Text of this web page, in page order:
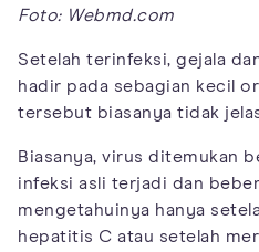
Foto: Webmd.com
Setelah terinfeksi, gejala
hadir pada sebagian kecil
tersebut biasanya tidak
Biasanya, virus ditemukan
infeksi asli terjadi dan
mengetahuinya hanya
hepatitis C atau setelah